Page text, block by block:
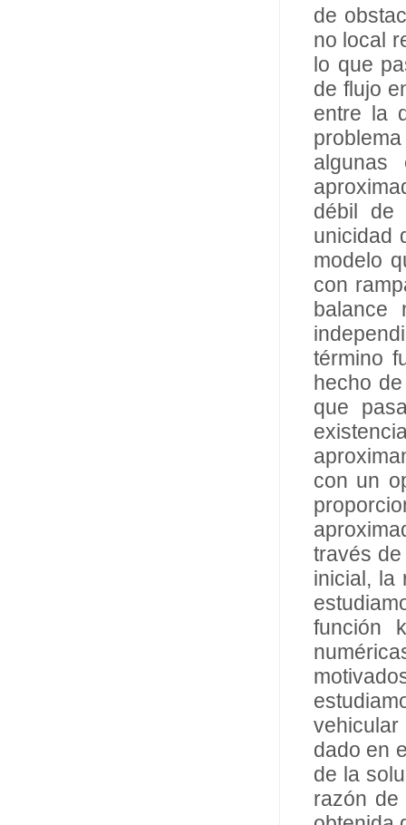
de
no local
lo que
de flujo
entre la
algunas
débil de
unicidad
modelo
con
balance
término
hecho
que
con un
través
inicial, la
función
dado en
de la
razón de